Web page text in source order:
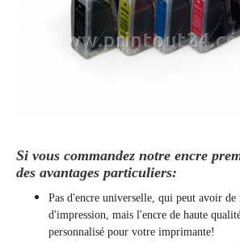
Si vous commandez notre encre
des avantages particuliers:
Pas d'encre universelle, qui peut avoir de
d'impression, mais l'encre de haute
personnalisé pour votre imprimante!